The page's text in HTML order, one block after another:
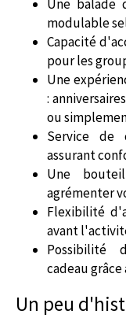
Une balade
modulable
Capacité
pour les
Une
:
ou
Service de
assurant
Une
agrémenter
Flexibilité
avant
Possibilité
cadeau grâce
Un peu